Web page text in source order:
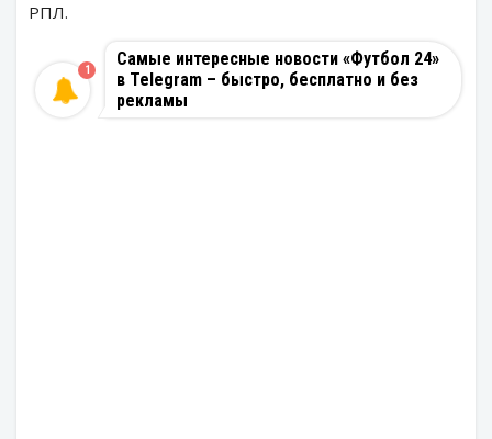
РПЛ.
Самые интересные новости «Футбол 24»
в Telegram – быстро, бесплатно и без
рекламы
1